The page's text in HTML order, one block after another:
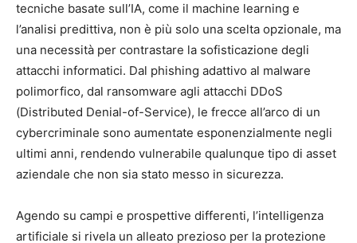
tecniche basate sull’IA, come il machine learning e
l’analisi predittiva, non è più solo una scelta opzionale, ma
una necessità per contrastare la sofisticazione degli
attacchi informatici. Dal phishing adattivo al malware
polimorfico, dal ransomware agli attacchi DDoS
(Distributed Denial-of-Service), le frecce all’arco di un
cybercriminale sono aumentate esponenzialmente negli
ultimi anni, rendendo vulnerabile qualunque tipo di asset
aziendale che non sia stato messo in sicurezza.
Agendo su campi e prospettive differenti, l’intelligenza
artificiale si rivela un alleato prezioso per la protezione